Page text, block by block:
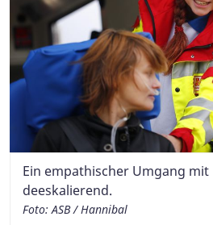
Ein empathischer Umgang
deeskalierend.
Foto: ASB / Hannibal